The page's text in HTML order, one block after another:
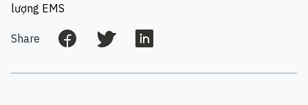
lượng EMS
Share